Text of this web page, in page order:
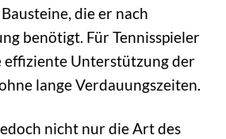
die er nach
benötigt. Für Tennisspieler
effiziente Unterstützung der
lange Verdauungszeiten.
nicht nur die Art des